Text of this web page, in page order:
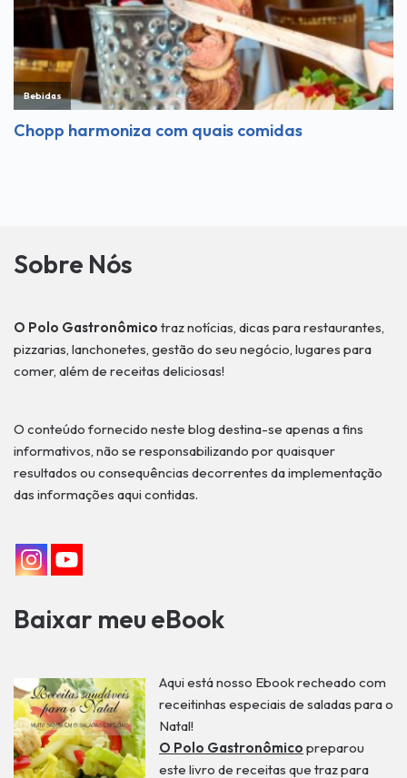
Sobre Nós
O Polo Gastronômico traz notícias, dicas para restaurantes,
pizzarias, lanchonetes, gestão do seu negócio, lugares para
comer, além de receitas deliciosas!
O conteúdo fornecido neste blog destina-se apenas a fins
informativos, não se responsabilizando por quaisquer
resultados ou consequências decorrentes da implementação
das informações aqui contidas.
Baixar meu eBook
Aqui está nosso Ebook recheado com
receitinhas especiais de saladas para o
Natal!
O Polo Gastronômico preparou
este livro de receitas que traz para